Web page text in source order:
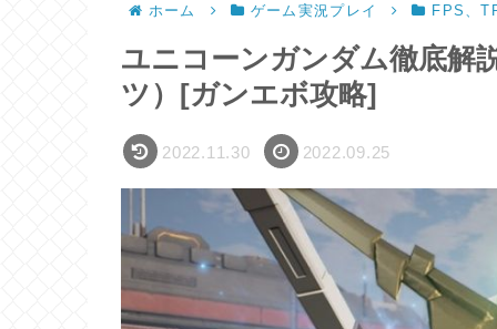
ホーム ゲーム実況プレイ FPS、
ユニコーンガンダム徹底解
ツ）[ガンエボ攻略]
2022.11.30 2022.09.25